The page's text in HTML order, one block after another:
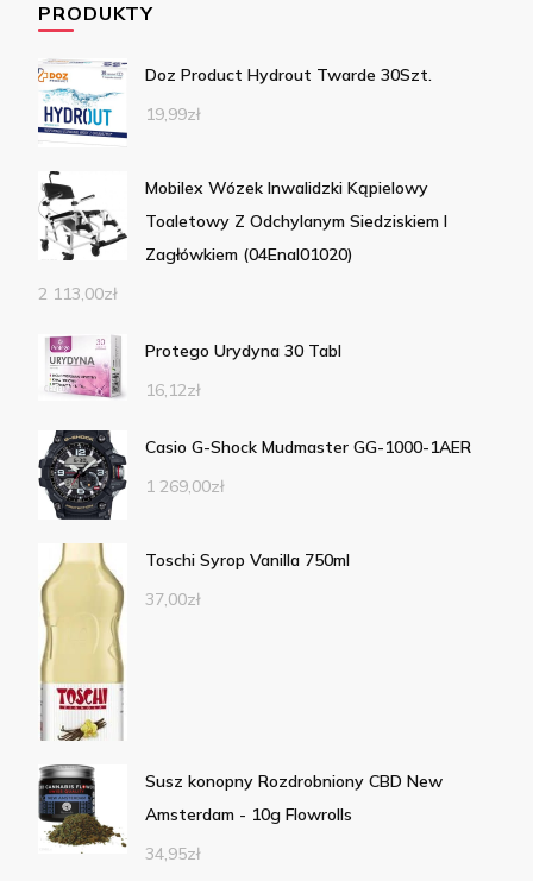
PRODUKTY
Doz Product Hydrout Twarde 30Szt.
19,99zł
Mobilex Wózek Inwalidzki Kąpielowy
Toaletowy Z Odchylanym Siedziskiem I
Zagłówkiem (04Enal01020)
2 113,00zł
Protego Urydyna 30 Tabl
16,12zł
Casio G-Shock Mudmaster GG-1000-1AER
1 269,00zł
Toschi Syrop Vanilla 750ml
37,00zł
Susz konopny Rozdrobniony CBD New
Amsterdam - 10g Flowrolls
34,95zł